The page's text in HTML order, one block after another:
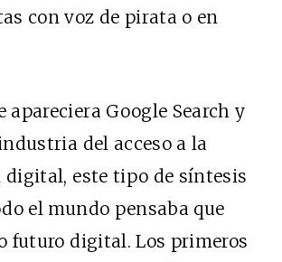
con voz de pirata o en
apareciera Google Search y
del acceso a la
este tipo de síntesis
el mundo pensaba que
futuro digital. Los primeros